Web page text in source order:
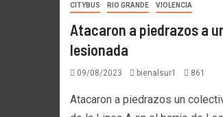
CITYBUS RIO GRANDE VIOLENCIA
Atacaron a piedrazos a
lesionada
09/08/2023 bienalsur1 861
Atacaron a piedrazos un